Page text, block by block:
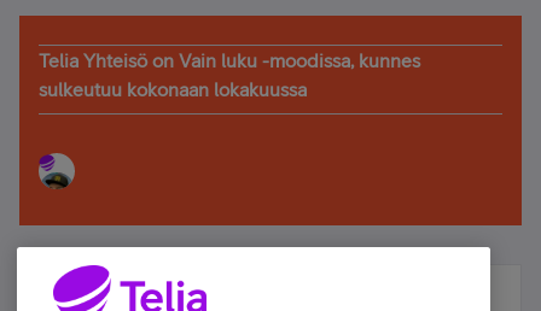
Telia Yhteisö on Vain luku -moodissa, kunnes
sulkeutuu kokonaan lokakuussa